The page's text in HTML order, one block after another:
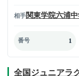
相手関東学院六浦
番号 1
全国ジュニアラ